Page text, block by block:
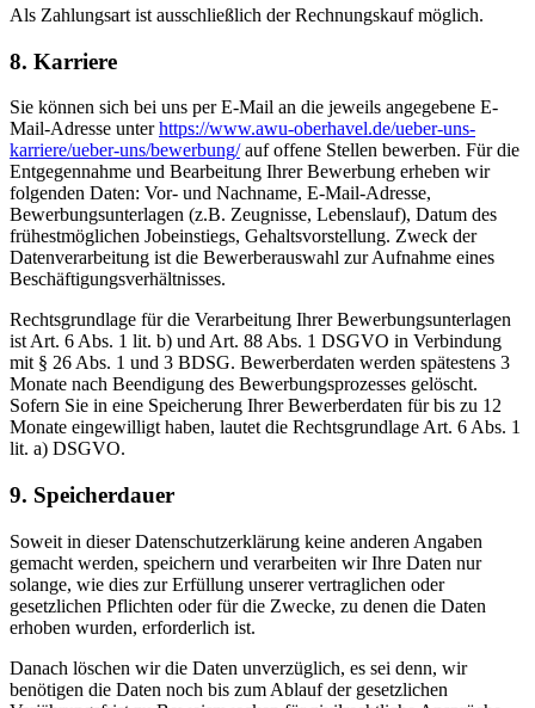
Als Zahlungsart ist ausschließlich der Rechnungskauf möglich.
8. Karriere
Sie können sich bei uns per E-Mail an die jeweils angegebene E-
Mail-Adresse unterhttps://www.awu-oberhavel.de/ueber-uns-
karriere/ueber-uns/bewerbung/auf offene Stellen bewerben. Für die
Entgegennahme und Bearbeitung Ihrer Bewerbung erheben wir
folgenden Daten: Vor- und Nachname, E-Mail-Adresse,
Bewerbungsunterlagen (z.B. Zeugnisse, Lebenslauf), Datum des
frühestmöglichen Jobeinstiegs, Gehaltsvorstellung. Zweck der
Datenverarbeitung ist die Bewerberauswahl zur Aufnahme eines
Beschäftigungsverhältnisses.
Rechtsgrundlage für die Verarbeitung Ihrer Bewerbungsunterlagen
ist Art. 6 Abs. 1 lit. b) und Art. 88 Abs. 1 DSGVO in Verbindung
mit § 26 Abs. 1 und 3 BDSG. Bewerberdaten werden spätestens 3
Monate nach Beendigung des Bewerbungsprozesses gelöscht.
Sofern Sie in eine Speicherung Ihrer Bewerberdaten für bis zu 12
Monate eingewilligt haben, lautet die Rechtsgrundlage Art. 6 Abs. 1
lit. a) DSGVO.
9. Speicherdauer
Soweit in dieser Datenschutzerklärung keine anderen Angaben
gemacht werden, speichern und verarbeiten wir Ihre Daten nur
solange, wie dies zur Erfüllung unserer vertraglichen oder
gesetzlichen Pflichten oder für die Zwecke, zu denen die Daten
erhoben wurden, erforderlich ist.
Danach löschen wir die Daten unverzüglich, es sei denn, wir
benötigen die Daten noch bis zum Ablauf der gesetzlichen